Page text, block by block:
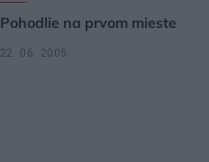
Pohodlie na prvom mieste
22. 06. 2005